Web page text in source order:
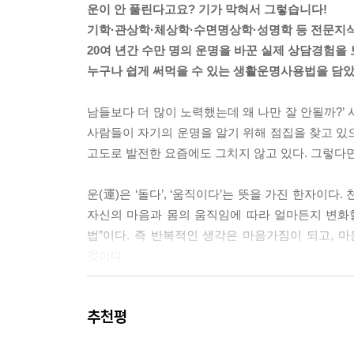
담당하고 있는 콩팥기능을 향상시키기 위해서는
을 입기가 뭐하다면 생식기를 감싸고 있는 팬티라
된 유니폼을 입곤 합니다. 조직의 결속력을 높일
변하기도 하지만, 여러 색깔이 조화를 이룰 때 사
만이라도 우리 본능이 요구하는 색상으로 입는 것
어느 날, 직원 수 30여 명 규모의 중소기업을 운영
“최 박사님은 기학의 전문가시니까 해결점을 찾을
(중략) “최근 황토가 건강에 좋다는 이유 때문에
운이 안 풀린다고요? 기가 막혀서 그렇습니다!
기학·관상학·체상학·수면명상학·성명학 등 전문지
20여 년간 수만 명의 운명을 바꾼 실제 상담경험을
누구나 쉽게 써먹을 수 있는 생활운명사용법을 담
남들보다 더 많이 노력했는데 왜 나만 잘 안될까?’
사람들이 자기의 운명을 알기 위해 점집을 찾고
고도로 발전한 요즘에도 그치지 않고 있다. 그렇다
운(運)은 ‘돌다’, ‘움직이다’는 뜻을 가진 한자이
자신의 마음과 몸의 움직임에 따라 얼마든지 변
법”이다. 즉 반복적인 생각은 마음가짐이 되고,
‘희이(希夷) 진단(陳?)’이라는 인물을 한국 최초
추천평